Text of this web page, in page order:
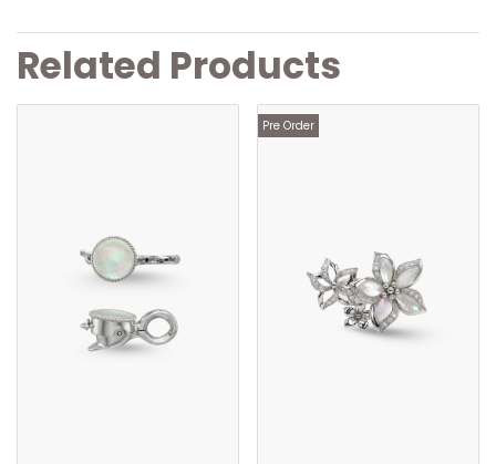
Related Products
Pre Order